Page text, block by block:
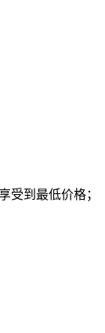
受到最低价格；